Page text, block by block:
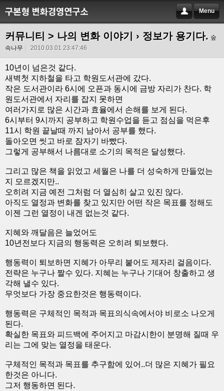
Menu
커뮤니티 > 나의 변화 이야기 › 정보가 용기다. 숲
속나무
2010.03.01 23:47:46
10년이 넘은것 같다.
새벽첫 지하철을 타고 학원도서관에 갔다.
작은 도서관이라 6시에 오픈과 동시에 금방 자리가 찬다. 학
원도서관에서 자리를 잡지 못하면
여러가지로 많은 시간과 효율에서 손해를 보게 된다.
6시부터 9시까지 공부하고 학원수업을 듣고 점심을 먹은후
11시 학원 끝날때 까지 남아서 공부를 했다.
돌아오면 씻고 바로 잠자기 바빴다.
그렇게 공부해서 나름대로 소기의 목적은 달성했다.
그리고 많은 책을 읽었고 세월은 나를 더 성숙하게 만들었는
지 모르겠지만..
오히려 지금 예전 그처럼 더 열심히 살고 있진 않다.
아직도 열정과 변화를 찾고 있지만 어떤 작은 목표를 정해도
이젠 그런 열정이 내겐 없는것 같다.
지혜와 깨달음은 늘었어도
10년전보다 지금의 행동력은 오히려 퇴보했다.
행동력이 퇴보하면 지혜가 아무리 붙어도 제자리 걸음이다.
전략은 누구나 짤수 있다. 지혜는 누구나 기대어 창출하고 생
각해 낼수 있다.
무엇보다 가장 중요한것은 행동력이다.
행동력은 구체적인 목적과 목표의식속에서야 비로소 나오게
된다.
확실한 목표와 피드백에 주어지고 마감시한이 분명해 질때 우
리는 그에 맞는 열정을 태운다.
구체적인 목적과 목표를 추구함에 있어..더 많은 지혜가 필요
한것은 아니다.
그저 행동하면 된다.